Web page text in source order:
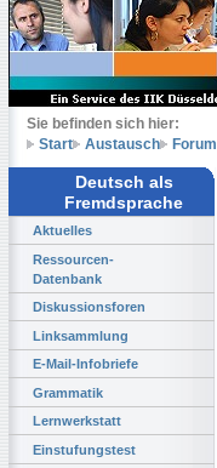
Sie befinden sich hier:
Start
Austausch Forum
Deutsch als
Fremdsprache
Aktuelles
Ressourcen-
Datenbank
Diskussionsforen
Linksammlung
E-Mail-Infobriefe
Grammatik
Lernwerkstatt
Einstufungstest